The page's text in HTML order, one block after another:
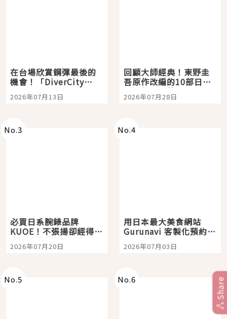
在台場欣賞鋼彈最後的
機會！「DiverCity
Tokyo Plaza」搭船、
購物、美食及夜景，一
2026年07月13日
回顧大師經典！東野圭
吾原作改編的10部日本
影視作品推薦
2026年07月28日
No.3
必買日系腕錶品牌
KUOE！不張揚卻經得起
時間洗鍊的經典之作五
選
2026年07月20日
No.4
用日本最大美食網站
Gurunavi 客製化預約九
大都市餐廳，打造專屬
美食體驗！
2026年07月03日
No.5 No.6 Share